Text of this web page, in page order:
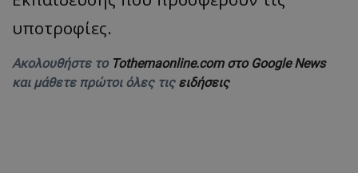
υποτροφίες.
Ακολουθήστε το Tothemaonline.com στο Google News
και μάθετε πρώτοι όλες τις ειδήσεις